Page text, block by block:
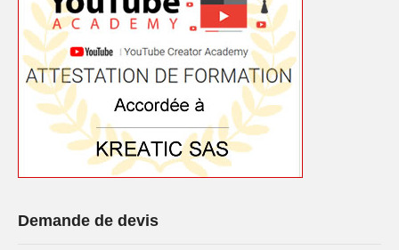
Demande de devis